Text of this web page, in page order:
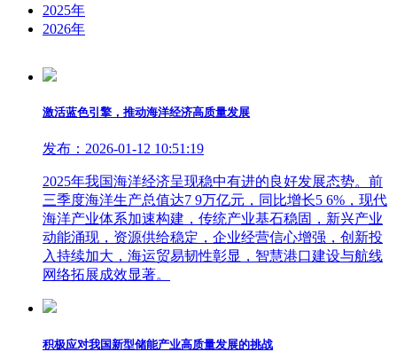
2025年
2026年
激活蓝色引擎，推动海洋经济高质量发展
发布：2026-01-12 10:51:19
2025年我国海洋经济呈现稳中有进的良好发展态势。前
三季度海洋生产总值达7 9万亿元，同比增长5 6%，现代
海洋产业体系加速构建，传统产业基石稳固，新兴产业
动能涌现，资源供给稳定，企业经营信心增强，创新投
入持续加大，海运贸易韧性彰显，智慧港口建设与航线
网络拓展成效显著。
积极应对我国新型储能产业高质量发展的挑战